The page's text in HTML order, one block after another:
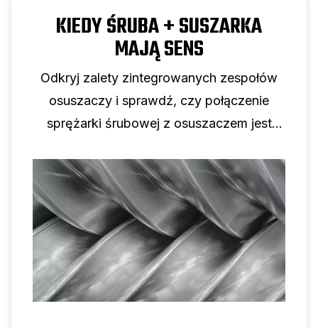
KIEDY ŚRUBA + SUSZARKA
MAJĄ SENS
Odkryj zalety zintegrowanych zespołów
osuszaczy i sprawdź, czy połączenie
sprężarki śrubowej z osuszaczem jest